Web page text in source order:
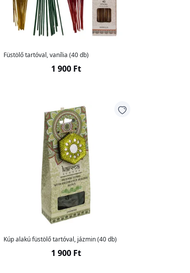
Füstölő tartóval, vanília (40 db)
1 900 Ft
Kúp alakú füstölő tartóval, jázmin (40 db)
1 900 Ft